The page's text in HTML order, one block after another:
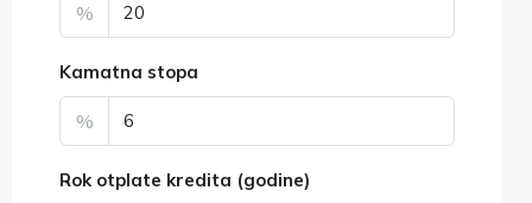
%
Kamatna stopa
%
Rok otplate kredita (godine)